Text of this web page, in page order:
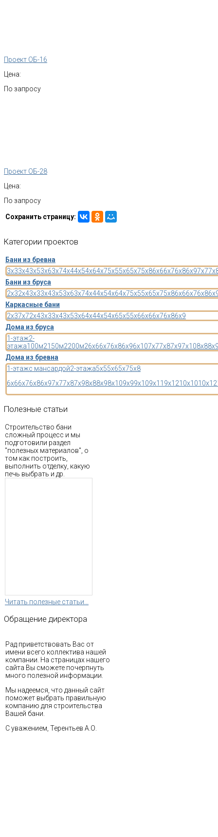
Проект ОБ-16
Цена:
По запросу
Проект ОБ-28
Цена:
По запросу
Сохранить страницу:
Категории проектов
Бани из бревна
3x33x43x53x63x74x44x54x64x75x55x65x75x86x66x76x86x97x7
Бани из бруса
2x32x43x33x43x53x63x74x44x54x64x75x55x65x75x86x66x76x8
Каркасные бани
2x37x72x43x33x43x53x64x44x54x65x55x66x66x76x86x9
Дома из бруса
1-этаж2-
этажа100м2150м2200м26x66x76x86x96x107x77x87x97x108x8
Дома из бревна
1-этажс мансардой2-этажа5x55x65x75x8
6x66x76x86x97x77x87x98x88x98x109x99x109x11 9x1210x1010x12
Полезные статьи
Строительство бани
сложный процесс и мы
подготовили раздел
"полезных материалов", о
том как построить,
выполнить отделку, какую
печь выбрать и др.
Читать полезные статьи...
Обращение директора
Рад приветствовать Вас от
имени всего коллектива нашей
компании. На страницах нашего
сайта Вы сможете почерпнуть
много полезной информации.
Мы надеемся, что данный сайт
поможет выбрать правильную
компанию для строительства
Вашей бани.
С уважением, Терентьев А.О.